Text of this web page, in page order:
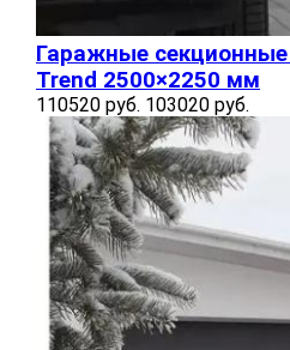
Гаражные секционные
Trend 2500×2250 мм
110520 руб. 103020 руб.